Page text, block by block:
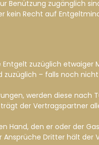
Benützung zugänglich
kein Recht auf
zuzüglich etwaiger
– falls noch
werden diese nach
der Vertragspartner
Hand, den er oder der
Ansprüche Dritter hält der